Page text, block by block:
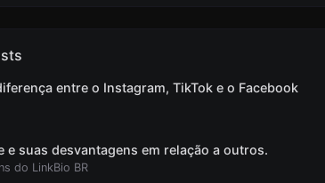
entre o Instagram, TikTok e o Facebook
e suas desvantagens em relação a outros.
do LinkBio BR